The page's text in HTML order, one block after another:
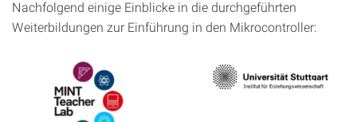
Nachfolgend einige Einblicke in die durchgeführten
Weiterbildungen zur Einführung in den Mikrocontroller: